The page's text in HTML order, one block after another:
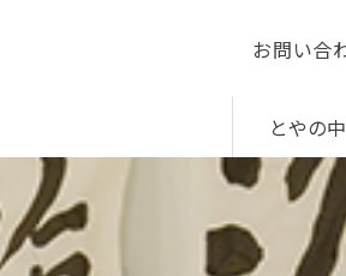
お問い合
とやの